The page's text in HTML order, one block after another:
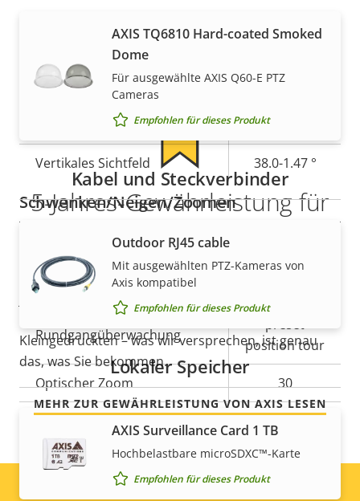
Eigentumsbeschreibung
Brennweite
mm
Horizontales Sichtfeld 63.8-2.6 °
Vertikales Sichtfeld 38.0-1.47 °
Schwenken/Neigen/Zoomen
Eigentumsbeschreibung Eigentumswert
Schwenkbereich
Neigungsbereich
Rundgangüberwachung
preset
position tour
Optischer Zoom 30
Digitaler Zoom 12
Komprimierung
AXIS TQ6810 Hard-coated Smoked
Dome
Für ausgewählte AXIS Q60-E PTZ
Cameras
Empfohlen für dieses Produkt
Kabel und Steckverbinder
Outdoor RJ45 cable
Mit ausgewählten PTZ-Kameras von
Axis kompatibel
Empfohlen für dieses Produkt
Lokaler Speicher
AXIS Surveillance Card 1 TB
Hochbelastbare microSDXC™-Karte
Empfohlen für dieses Produkt
Gewährleistung
5-Jahres-Gewährleistung für
ein sicheres Gefühl
Unsere neue 5-jährige Gewährleistung bietet
jahrelangen störungsfreien Betrieb und Kontrolle
über Ihre Kosten. Es gibt keine Überraschungen im
Kleingedruckten – was wir versprechen, ist genau
das, was Sie bekommen.
MEHR ZUR GEWÄHRLEISTUNG VON AXIS LESEN